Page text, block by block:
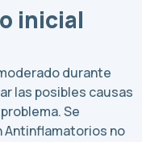
inicial
durante
las posibles causas
Se
Antinflamatorios no